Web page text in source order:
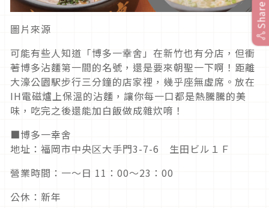
圖片來源
可能有些人知道「博多一幸舍」在新竹也有分店，但衝
著博多沾麵第一間的名號，還是要來朝聖一下啊！距離
大濠公園駅步行三分鐘的店家裡，幾乎座無虛席。放在
IH電磁爐上保溫的沾麵，讓你每一口都是熱騰騰的美
味，吃完之後還能加白飯做成雜炊唷！
■博多一幸舍
地址：福岡市中央区大手門3-7-6 生田ビル１Ｆ
營業時間：一～日 11：00～23：00
公休：新年
Share